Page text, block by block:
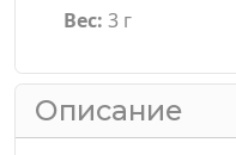
Вес: 3 г
Описание